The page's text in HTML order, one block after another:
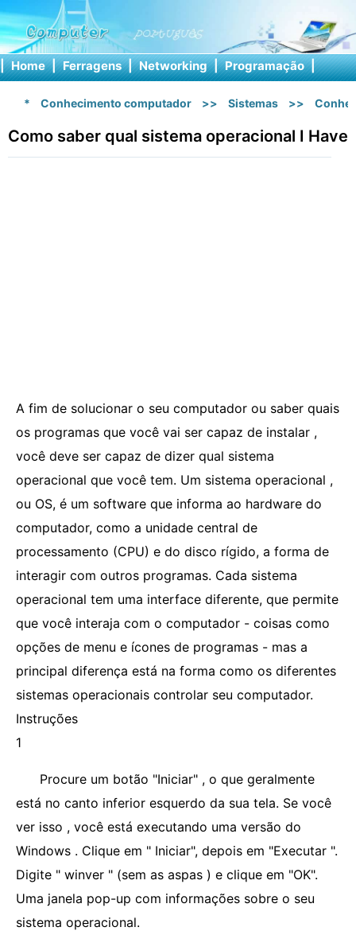
| Home | Ferragens | Networking | Programação |
* Conhecimento computador >> Sistemas >>
Como saber qual sistema operacional I Have
A fim de solucionar o seu computador ou saber quais
os programas que você vai ser capaz de instalar ,
você deve ser capaz de dizer qual sistema
operacional que você tem. Um sistema operacional ,
ou OS, é um software que informa ao hardware do
computador, como a unidade central de
processamento (CPU) e do disco rígido, a forma de
interagir com outros programas. Cada sistema
operacional tem uma interface diferente, que permite
que você interaja com o computador - coisas como
opções de menu e ícones de programas - mas a
principal diferença está na forma como os diferentes
sistemas operacionais controlar seu computador.
Instruções
1
Procure um botão "Iniciar" , o que geralmente
está no canto inferior esquerdo da sua tela. Se você
ver isso , você está executando uma versão do
Windows . Clique em " Iniciar", depois em "Executar ".
Digite " winver " (sem as aspas ) e clique em "OK".
Uma janela pop-up com informações sobre o seu
sistema operacional.